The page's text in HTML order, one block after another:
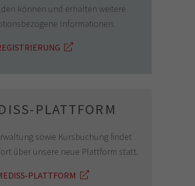
können und erhalten weitere
Informationen.
PLATTFORM
sowie Kursbuchung findet
über unsere neue Plattform statt.
PLATTFORM